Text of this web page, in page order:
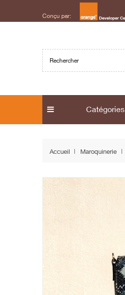
Conçu par:
Catégories
Accueil Maroquinerie